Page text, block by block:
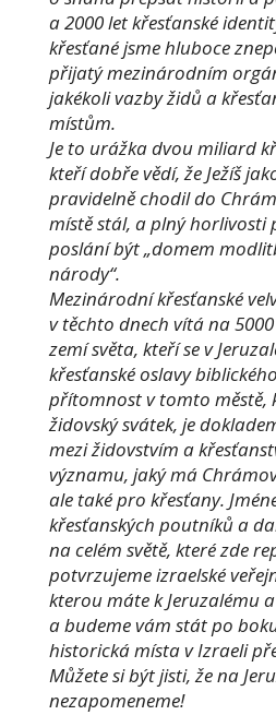
a 2000 let křesťanské
křesťané jsme hluboce
přijatý mezinárodním
jakékoli vazby židů a
místům.
Je to urážka dvou miliard
kteří dobře vědí, že Ježíš
pravidelně chodil do
místě stál, a plný horlivosti
poslání být „domem
národy“.
Mezinárodní křesťanské
v těchto dnech vítá na
zemí světa, kteří se v
křesťanské oslavy
přítomnost v tomto městě,
židovský svátek, je
mezi židovstvím a
významu, jaký má
ale také pro křesťany.
křesťanských poutníků a
na celém světě, které zde
potvrzujeme izraelské
kterou máte k Jeruzalému
a budeme vám stát po
historická místa v Izraeli
Můžete si být jisti, že na
nezapomeneme!